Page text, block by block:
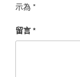
示為 *
留言*